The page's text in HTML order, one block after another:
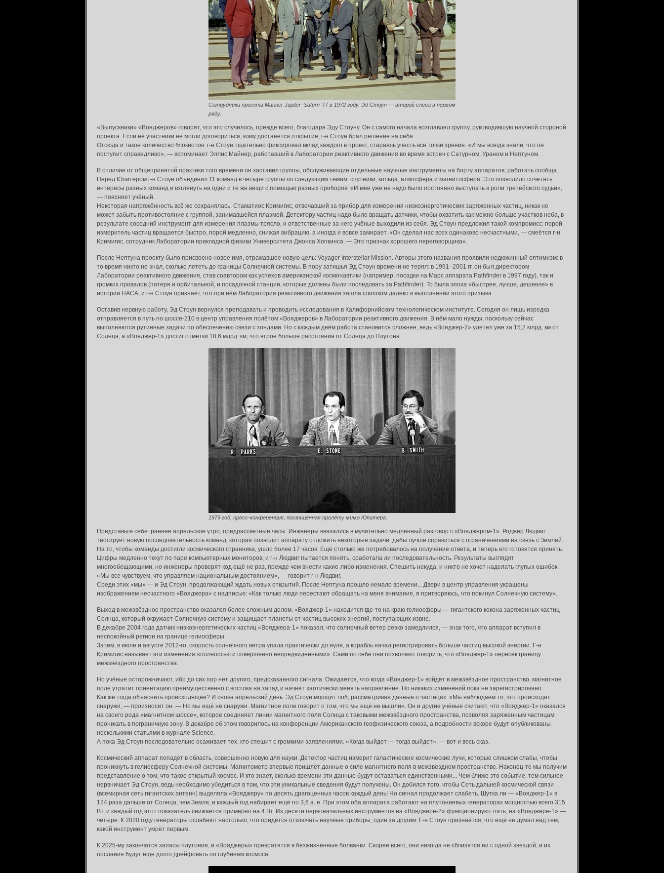
Сотрудники проекта Mariner Jupiter–Saturn ’77 в 1972 году. Эд Стоун — второй слева в первом
ряду.
«Выпускники» «Вояджеров» говорят, что это случилось, прежде всего, благодаря Эду Стоуну. Он с самого начала возглавлял группу, руководившую научной стороной
проекта. Если её участники не могли договориться, кому достанется открытие, г-н Стоун брал решение на себя.
Отсюда и такое количество блокнотов: г-н Стоун тщательно фиксировал вклад каждого в проект, стараясь учесть все точки зрения. «И мы всегда знали, что он
поступит справедливо», — вспоминает Эллис Майнер, работавший в Лаборатории реактивного движения во время встреч с Сатурном, Ураном и Нептуном.
В отличие от общепринятой практики того времени он заставил группы, обслуживающие отдельные научные инструменты на борту аппаратов, работать сообща.
Перед Юпитером г-н Стоун объединил 11 команд в четыре группы по следующим темам: спутники, кольца, атмосфера и магнитосфера. Это позволило сочетать
интересы разных команд и взглянуть на одни и те же вещи с помощью разных приборов. «И мне уже не надо было постоянно выступать в роли третейского судьи»,
— поясняет учёный.
Некоторая напряжённость всё же сохранялась. Стаматиос Кримигис, отвечавший за прибор для измерения низкоэнергетических заряженных частиц, никак не
может забыть противостояние с группой, занимавшейся плазмой. Детектору частиц надо было вращать датчики, чтобы охватить как можно больше участков неба, в
результате соседний инструмент для измерения плазмы трясло, и ответственные за него учёные выходили из себя. Эд Стоун предложил такой компромисс: порой
измеритель частиц вращается быстро, порой медленно, снижая вибрацию, а иногда и вовсе замирает. «Он сделал нас всех одинаково несчастными, — смеётся г-н
Кримигис, сотрудник Лаборатории прикладной физики Университета Джонса Хопкинса. — Это признак хорошего переговорщика».
После Нептуна проекту было присвоено новое имя, отражавшее новую цель: Voyager Interstellar Mission. Авторы этого названия проявили недюжинный оптимизм: в
то время никто не знал, сколько лететь до границы Солнечной системы. В пору затишья Эд Стоун времени не терял: в 1991–2001 гг. он был директором
Лаборатории реактивного движения, став соавтором как успехов американской космонавтики (например, посадки на Марс аппарата Pathfinder в 1997 году), так и
громких провалов (потеря и орбитальной, и посадочной станции, которые должны были последовать за Pathfinder). То была эпоха «быстрее, лучше, дешевле» в
истории НАСА, и г-н Стоун признаёт, что при нём Лаборатория реактивного движения зашла слишком далеко в выполнении этого призыва.
Оставив нервную работу, Эд Стоун вернулся преподавать и проводить исследования в Калифорнийском технологическом институте. Сегодня он лишь изредка
отправляется в путь по шоссе-210 в центр управления полётом «Вояджеров» в Лаборатории реактивного движения. В нём мало нужды, поскольку сейчас
выполняются рутинные задачи по обеспечению связи с зондами. Но с каждым днём работа становится сложнее, ведь «Вояджер-2» улетел уже за 15,2 млрд. км от
Солнца, а «Вояджер-1» достиг отметки 18,6 млрд. км, что втрое больше расстояния от Солнца до Плутона.
1979 год, пресс-конференция, посвящённая пролёту мимо Юпитера.
Представьте себе: раннее апрельское утро, предрассветные часы. Инженеры ввязались в мучительно медленный разговор с «Вояджером-1». Роджер Людвиг
тестирует новую последовательность команд, которая позволит аппарату отложить некоторые задачи, дабы лучше справиться с ограничениями на связь с Землёй.
На то, чтобы команды достигли космического странника, ушло более 17 часов. Ещё столько же потребовалось на получение ответа, и теперь его готовятся принять.
Цифры медленно текут по паре компьютерных мониторов, и г-н Людвиг пытается понять, сработала ли последовательность. Результаты выглядят
многообещающими, но инженеры проверят код ещё не раз, прежде чем внести какие-либо изменения. Спешить некуда, и никто не хочет наделать глупых ошибок.
«Мы все чувствуем, что управляем национальным достоянием», — говорит г-н Людвиг.
Среди этих «мы» — и Эд Стоун, продолжающий ждать новых открытий. После Нептуна прошло немало времени... Двери в центр управления украшены
изображением несчастного «Вояджера» с надписью: «Как только люди перестают обращать на меня внимание, я притворяюсь, что покинул Солнечную систему».
Выход в межзвёздное пространство оказался более сложным делом. «Вояджер-1» находится где-то на краю гелиосферы — гигантского кокона заряженных частиц
Солнца, который окружает Солнечную систему и защищает планеты от частиц высоких энергий, поступающих извне.
В декабре 2004 года датчик низкоэнергетических частиц «Вояджера-1» показал, что солнечный ветер резко замедлился, — знак того, что аппарат вступил в
неспокойный регион на границе гелиосферы.
Затем, в июле и августе 2012-го, скорость солнечного ветра упала практически до нуля, а корабль начал регистрировать больше частиц высокой энергии. Г-н
Кримигис называет эти изменения «полностью и совершенно непредвиденными». Сами по себе они позволяют говорить, что «Вояджер-1» пересёк границу
межзвёздного пространства.
Но учёные осторожничают, ибо до сих пор нет другого, предсказанного сигнала. Ожидается, что когда «Вояджер-1» войдёт в межзвёздное пространство, магнитное
поле утратит ориентацию преимущественно с востока на запад и начнёт хаотически менять направление. Но никаких изменений пока не зарегистрировано.
Как же тогда объяснить происходящее? И снова апрельский день. Эд Стоун морщит лоб, рассматривая данные о частицах. «Мы наблюдаем то, что происходит
снаружи, — произносит он. — Но мы ещё не снаружи. Магнитное поле говорит о том, что мы ещё не вышли». Он и другие учёные считают, что «Вояджер-1» оказался
на своего рода «магнитном шоссе», которое соединяет линии магнитного поля Солнца с таковыми межзвёздного пространства, позволяя заряженным частицам
проникать в пограничную зону. В декабре об этом говорилось на конференции Американского геофизического союза, а подробности вскоре будут опубликованы
несколькими статьями в журнале Science.
А пока Эд Стоун последовательно осаживает тех, кто спешит с громкими заявлениями. «Когда выйдет — тогда выйдет», — вот и весь сказ.
Космический аппарат попадёт в область, совершенно новую для науки. Детектор частиц измерит галактические космические лучи, которые слишком слабы, чтобы
проникнуть в гелиосферу Солнечной системы. Магнитометр впервые пришлёт данные о силе магнитного поля в межзвёздном пространстве. Наконец-то мы получим
представление о том, что такое открытый космос. И кто знает, сколько времени эти данные будут оставаться единственными... Чем ближе это событие, тем сильнее
нервничает Эд Стоун, ведь необходимо убедиться в том, что эти уникальные сведения будут получены. Он добился того, чтобы Сеть дальней космической связи
(всемирная сеть гигантских антенн) выделяла «Вояджеру» по десять драгоценных часов каждый день! Но сигнал продолжает слабеть. Шутка ли — «Вояджер-1» в
124 раза дальше от Солнца, чем Земля, и каждый год набирает ещё по 3,6 а. е. При этом оба аппарата работают на плутониевых генераторах мощностью всего 315
Вт, и каждый год этот показатель снижается примерно на 4 Вт. Из десяти первоначальных инструментов на «Вояджере-2» функционируют пять, на «Вояджере-1» —
четыре. К 2020 году генераторы ослабеют настолько, что придётся отключать научные приборы, один за другим. Г-н Стоун признаётся, что ещё не думал над тем,
какой инструмент умрёт первым.
К 2025-му закончатся запасы плутония, и «Вояджеры» превратятся в безжизненные болванки. Скорее всего, они никогда не сблизятся ни с одной звездой, и их
послания будут ещё долго дрейфовать по глубинам космоса.